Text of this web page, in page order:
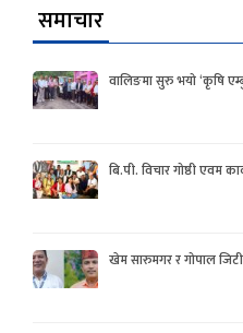
समाचार
वालिङमा सुरु भयो ‘कृषि
बि.पी. विचार गोष्ठी एवम
खेम सारुमगर र गोपाल